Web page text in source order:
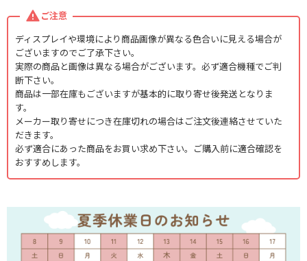
ご注意
ディスプレイや環境により商品画像が異なる色合いに見える場合が
ございますのでご了承下さい。
実際の商品と画像は異なる場合がございます。必ず適合機種でご判
断下さい。
商品は一部在庫もございますが基本的に取り寄せ後発送となりま
す。
メーカー取り寄せにつき在庫切れの場合はご注文後連絡させていた
だきます。
必ず適合にあった商品をお買い求め下さい。ご購入前に適合確認を
おすすめします。